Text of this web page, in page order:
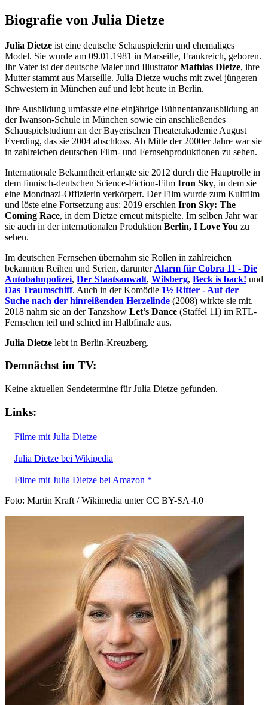
Biografie von Julia Dietze
Julia Dietze ist eine deutsche Schauspielerin und ehemaliges
Model. Sie wurde am 09.01.1981 in Marseille, Frankreich, geboren.
Ihr Vater ist der deutsche Maler und IllustratorMathias Dietze, ihre
Mutter stammt aus Marseille. Julia Dietze wuchs mit zwei jüngeren
Schwestern in München auf und lebt heute in Berlin.
Ihre Ausbildung umfasste eine einjährige Bühnentanzausbildung an
der Iwanson-Schule in München sowie ein anschließendes
Schauspielstudium an der Bayerischen Theaterakademie August
Everding, das sie 2004 abschloss. Ab Mitte der 2000er Jahre war sie
in zahlreichen deutschen Film- und Fernsehproduktionen zu sehen.
Internationale Bekanntheit erlangte sie 2012 durch die Hauptrolle in
dem finnisch-deutschen Science-Fiction-Film Iron Sky, in dem sie
eine Mondnazi-Offizierin verkörpert. Der Film wurde zum Kultfilm
und löste eine Fortsetzung aus: 2019 erschien Iron Sky: The
Coming Race, in dem Dietze erneut mitspielte. Im selben Jahr war
sie auch in der internationalen Produktion Berlin, I Love You zu
sehen.
Im deutschen Fernsehen übernahm sie Rollen in zahlreichen
bekannten Reihen und Serien, darunter Alarm für Cobra 11 - Die
Autobahnpolizei, Der Staatsanwalt, Wilsberg, Beck is back! und
Das Traumschiff. Auch in der Komödie 1½ Ritter - Auf der
Suche nach der hinreißenden Herzelinde (2008) wirkte sie mit.
2018 nahm sie an der Tanzshow Let’s Dance (Staffel 11) im RTL-
Fernsehen teil und schied im Halbfinale aus.
Julia Dietze lebt in Berlin-Kreuzberg.
Demnächst im TV:
Keine aktuellen Sendetermine für Julia Dietze gefunden.
Links:
Filme mit Julia Dietze
Julia Dietze bei Wikipedia
Filme mit Julia Dietze bei Amazon *
Foto: Martin Kraft / Wikimedia unter CC BY-SA 4.0